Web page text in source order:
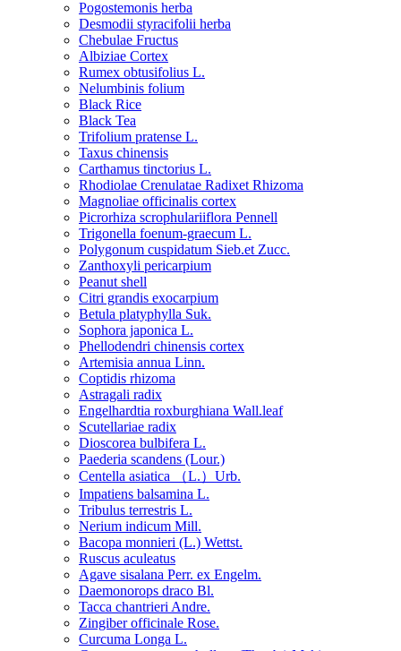
Pogostemonis herba
Desmodii styracifolii herba
Chebulae Fructus
Albiziae Cortex
Rumex obtusifolius L.
Nelumbinis folium
Black Rice
Black Tea
Trifolium pratense L.
Taxus chinensis
Carthamus tinctorius L.
Rhodiolae Crenulatae Radixet Rhizoma
Magnoliae officinalis cortex
Picrorhiza scrophulariiflora Pennell
Trigonella foenum-graecum L.
Polygonum cuspidatum Sieb.et Zucc.
Zanthoxyli pericarpium
Peanut shell
Citri grandis exocarpium
Betula platyphylla Suk.
Sophora japonica L.
Phellodendri chinensis cortex
Artemisia annua Linn.
Coptidis rhizoma
Astragali radix
Engelhardtia roxburghiana Wall.leaf
Scutellariae radix
Dioscorea bulbifera L.
Paederia scandens (Lour.)
Centella asiatica （L.）Urb.
Impatiens balsamina L.
Tribulus terrestris L.
Nerium indicum Mill.
Bacopa monnieri (L.) Wettst.
Ruscus aculeatus
Agave sisalana Perr. ex Engelm.
Daemonorops draco Bl.
Tacca chantrieri Andre.
Zingiber officinale Rose.
Curcuma Longa L.